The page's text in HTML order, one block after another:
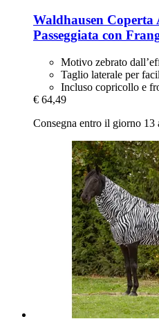
Waldhausen Coperta
Passeggiata con
Motivo zebrato
Taglio laterale per
Incluso copricollo e
€ 64,49
Consegna entro il giorno 13